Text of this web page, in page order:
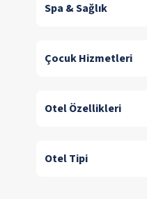
Spa & Sağlık
Çocuk Hizmetleri
Otel Özellikleri
Otel Tipi